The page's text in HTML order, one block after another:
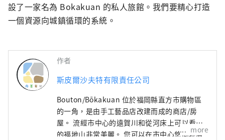
設了一家名為 Bokakuan 的私人旅館。我們要精心打造
一個資源向城鎮循環的系統。
作者
斯皮爾沙夫特有限責任公司
Bouton/Bōkakuan 位於福岡縣直方市購物區
的一角，是由手工藝品店改建而成的商店/房
屋。 流經市中心的遠賀川和從河床上可以看到
的福地山非常美麗。 您可以在市中心悠閒地度
more